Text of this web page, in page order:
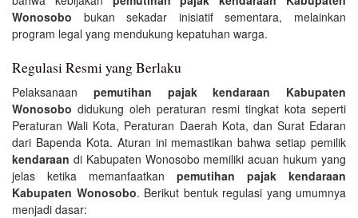
Wonosobo bukan sekadar inisiatif sementara, melainkan
program legal yang mendukung kepatuhan warga.
Regulasi Resmi yang Berlaku
Pelaksanaan pemutihan pajak kendaraan Kabupaten
Wonosobo didukung oleh peraturan resmi tingkat kota seperti
Peraturan Wali Kota, Peraturan Daerah Kota, dan Surat Edaran
dari Bapenda Kota. Aturan ini memastikan bahwa setiap pemilik
kendaraan di Kabupaten Wonosobo memiliki acuan hukum yang
jelas ketika memanfaatkan pemutihan pajak kendaraan
Kabupaten Wonosobo. Berikut bentuk regulasi yang umumnya
menjadi dasar: